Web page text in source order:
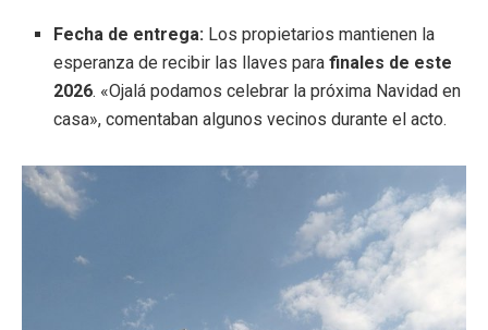
Fecha de entrega: Los propietarios mantienen la
esperanza de recibir las llaves parafinales de este
2026. «Ojalá podamos celebrar la próxima Navidad en
casa», comentaban algunos vecinos durante el acto.